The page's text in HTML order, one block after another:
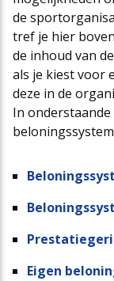
de
tref je hier
de inhoud van
als je kiest voor
deze in de
In
Eigen
Cao-app
Updates CAO
FAQ
First Time
Strategisch en
Governance in
Thema’s
Het nieuwe
Podcasts
Team
Raad van
Vacatures
Nieuws